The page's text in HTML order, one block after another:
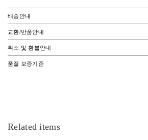
배송안내
교환/반품안내
취소 및 환불안내
품질 보증기준
Related items